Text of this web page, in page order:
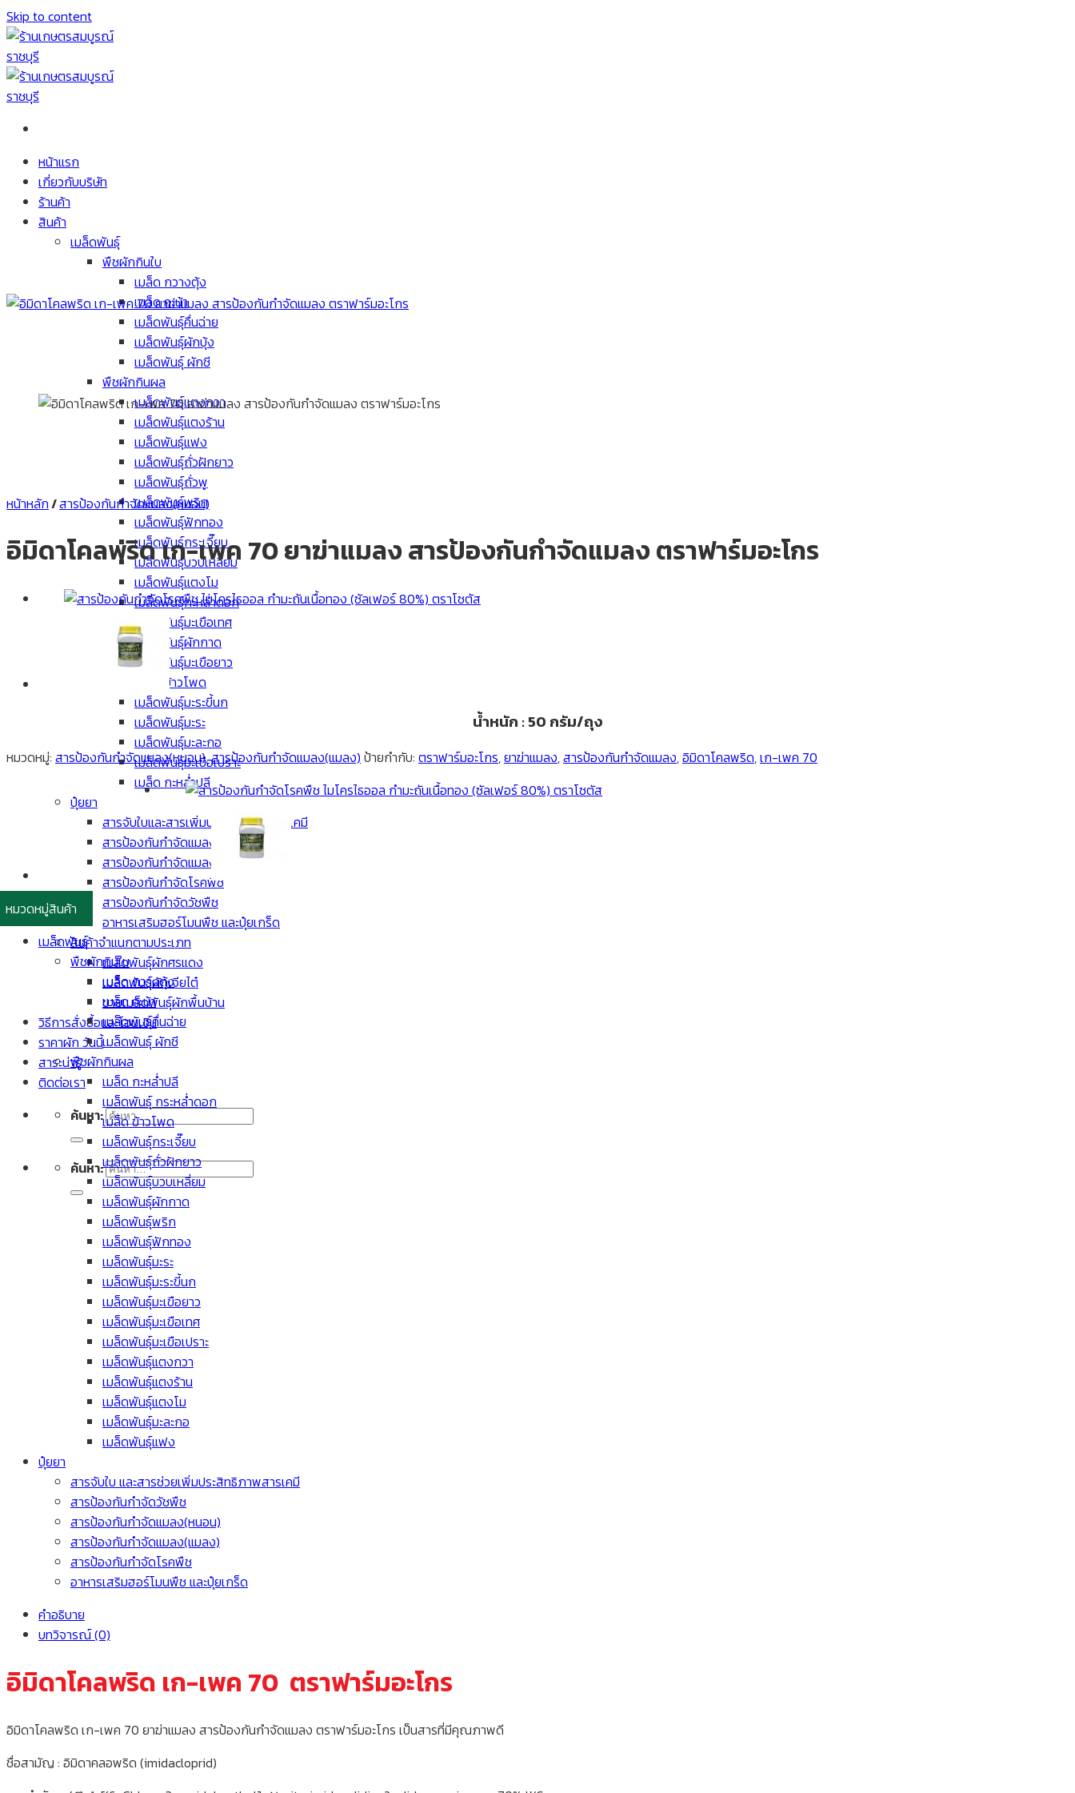
Skip to content
หน้าแรก
เกี่ยวกับบริษัท
ร้านค้า
สินค้า
เมล็ดพันธุ์
พืชผักกินใบ
เมล็ด กวางตุ้ง
เมล็ด คะน้า
เมล็ดพันธุ์คื่นฉ่าย
เมล็ดพันธุ์ผักบุ้ง
เมล็ดพันธุ์ ผักชี
พืชผักกินผล
เมล็ดพันธุ์แตงกวา
เมล็ดพันธุ์แตงร้าน
เมล็ดพันธุ์แฟง
เมล็ดพันธุ์ถั่วฝักยาว
เมล็ดพันธุ์ถั่วพู
เมล็ดพันธุ์พริก
เมล็ดพันธุ์ฟักทอง
เมล็ดพันธุ์กระเจี๊ยบ
เมล็ดพันธุ์บวบเหลี่ยม
เมล็ดพันธุ์แตงโม
เมล็ดพันธุ์กะหล่ำดอก
เมล็ดพันธุ์มะเขือเทศ
เมล็ดพันธุ์ผักกาด
เมล็ดพันธุ์มะเขือยาว
เมล็ด ข้าวโพด
เมล็ดพันธุ์มะระขี้นก
เมล็ดพันธุ์มะระ
เมล็ดพันธุ์มะละกอ
เมล็ดพันธุ์มะเขือเปราะ
เมล็ด กะหล่ำปลี
ปุ๋ยยา
สารจับใบและสารเพิ่มประสิทธิภาพสารเคมี
สารป้องกันกำจัดแมลง(แมลง)
สารป้องกันกำจัดแมลง(หนอน)
สารป้องกันกำจัดโรคพืช
สารป้องกันกำจัดวัชพืช
อาหารเสริมฮอร์โมนพืช และปุ๋ยเกร็ด
สินค้าจำแนกตามประเภท
เมล็ดพันธุ์ผักศรแดง
เมล็ดพันธุ์ผักเจียไต๋
ขายเมล็ดพันธุ์ผักพื้นบ้าน
วิธีการสั่งซื้อและโอนเงิน
ราคาผัก วันนี้
สาระน่ารู้
ติดต่อเรา
ค้นหา:
ค้นหา:
หน้าหลัก/สารป้องกันกำจัดแมลง(หนอน)
อิมิดาโคลพริด เก-เพค 70 ยาฆ่าแมลง สารป้องกันกำจัดแมลง ตราฟาร์มอะโกร
น้ำหนัก : 50 กรัม/ถุง
หมวดหมู่: สารป้องกันกำจัดแมลง(หนอน),สารป้องกันกำจัดแมลง(แมลง) ป้ายกำกับ: ตราฟาร์มอะโกร,ยาฆ่าแมลง,สารป้องกันกำจัดแมลง,อิมิดาโคลพริด,เก-เพค 70
หมวดหมู่สินค้า
เมล็ดพันธุ์
พืชผักกินใบ
เมล็ด กวางตุ้ง
เมล็ด คะน้า
เมล็ดพันธุ์คื่นฉ่าย
เมล็ดพันธุ์ ผักชี
พืชผักกินผล
เมล็ด กะหล่ำปลี
เมล็ดพันธุ์ กระหล่ำดอก
เมล็ด ข้าวโพด
เมล็ดพันธุ์กระเจี๊ยบ
เมล็ดพันธุ์ถั่วฝักยาว
เมล็ดพันธุ์บวบเหลี่ยม
เมล็ดพันธุ์ผักกาด
เมล็ดพันธุ์พริก
เมล็ดพันธุ์ฟักทอง
เมล็ดพันธุ์มะระ
เมล็ดพันธุ์มะระขี้นก
เมล็ดพันธุ์มะเขือยาว
เมล็ดพันธุ์มะเขือเทศ
เมล็ดพันธุ์มะเขือเปราะ
เมล็ดพันธุ์แตงกวา
เมล็ดพันธุ์แตงร้าน
เมล็ดพันธุ์แตงโม
เมล็ดพันธุ์มะละกอ
เมล็ดพันธุ์แฟง
ปุ๋ยยา
สารจับใบ และสารช่วยเพิ่มประสิทธิภาพสารเคมี
สารป้องกันกำจัดวัชพืช
สารป้องกันกำจัดแมลง(หนอน)
สารป้องกันกำจัดแมลง(แมลง)
สารป้องกันกำจัดโรคพืช
อาหารเสริมฮอร์โมนพืช และปุ๋ยเกร็ด
คำอธิบาย
บทวิจารณ์ (0)
อิมิดาโคลพริด เก-เพค 70 ตราฟาร์มอะโกร
อิมิดาโคลพริด เก-เพค 70 ยาฆ่าแมลง สารป้องกันกำจัดแมลง ตราฟาร์มอะโกร เป็นสารที่มีคุณภาพดี
ชื่อสามัญ : อิมิดาคลอพริด (imidacloprid)